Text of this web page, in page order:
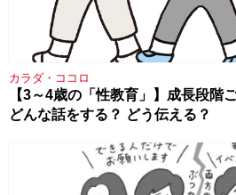
カラダ・ココロ
【3～4歳の「性教育」】成長段階
どんな話をする？ どう伝える？